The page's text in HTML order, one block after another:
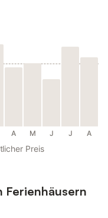
A M J J A
Preis
Ferienhäusern